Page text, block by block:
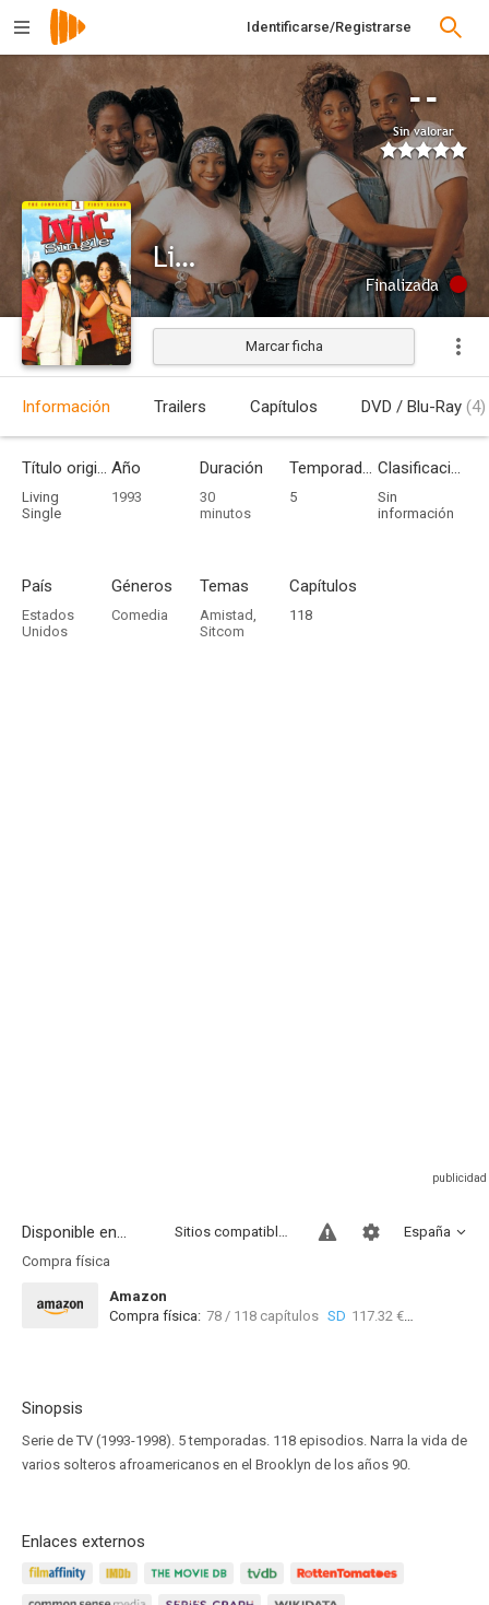
Identificarse/Registrarse
--
Sin valorar
Living Single
Finalizada
Marcar ficha
Información Trailers Capítulos DVD / Blu-Ray (4)
Título original
Living
Single
Año
1993
Duración
30
minutos
Temporadas
5
Clasificación por edades
Sin
información
País
Estados
Unidos
Géneros
Comedia
Temas
Amistad,
Sitcom
Capítulos
118
Disponible en... España
Sitios compatibles
Compra física
Amazon
Compra física: 78 / 118 capítulos SD 117.32 €
Sinopsis
Serie de TV (1993-1998). 5 temporadas. 118 episodios. Narra la vida de
varios solteros afroamericanos en el Brooklyn de los años 90.
Enlaces externos